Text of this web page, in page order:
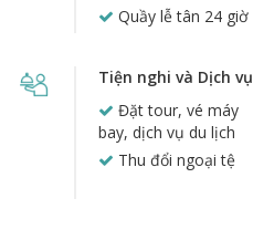
Quầy lễ tân 24 giờ
Tiện nghi và Dịch vụ
Đặt tour, vé máy
bay, dịch vụ du lịch
Thu đổi ngoại tệ